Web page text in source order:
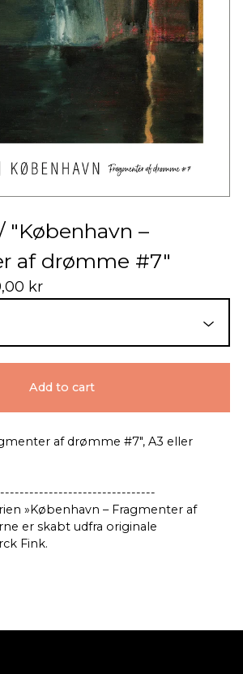
"København –
af drømme #7"
kr
Add to cart
af drømme #7", A3 eller
»København – Fragmenter af
er skabt udfra originale
Fink.